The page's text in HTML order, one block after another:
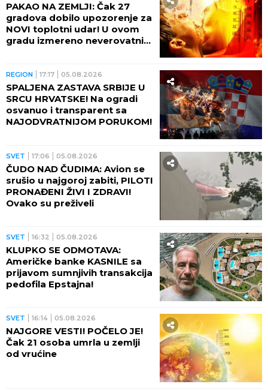
PAKAO NA ZEMLJI: Čak 27
gradova dobilo upozorenje za
NOVI toplotni udar! U ovom
gradu izmereno neverovatnih
REGION 17:17 05.08.2026
SPALJENA ZASTAVA SRBIJE U
SRCU HRVATSKE! Na ogradi
osvanuo i transparent sa
NAJODVRATNIJOM PORUKOM!
SVET 17:06 05.08.2026
ČUDO NAD ČUDIMA: Avion se
srušio u najgoroj zabiti, PILOTI
PRONAĐENI ŽIVI I ZDRAVI!
Ovako su preživeli
SVET 16:32 05.08.2026
KLUPKO SE ODMOTAVA:
Američke banke KASNILE sa
prijavom sumnjivih transakcija
pedofila Epstajna!
SVET 16:14 05.08.2026
NAJGORE VESTI! POČELO JE!
Čak 21 osoba umrla u zemlji
od vrućine